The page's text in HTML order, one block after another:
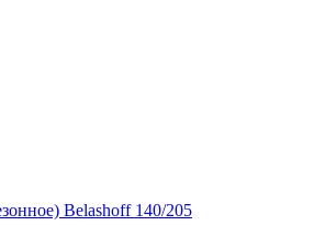
Belashoff 140/205